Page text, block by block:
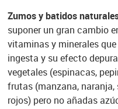
Zumos y batidos
suponer un gran cambio
vitaminas y minerales
ingesta y su efecto
vegetales (espinacas,
frutas (manzana,
rojos) pero no añadas